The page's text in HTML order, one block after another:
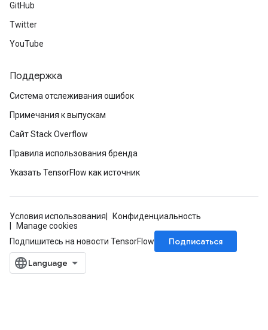
GitHub
Twitter
YouTube
Поддержка
Система отслеживания ошибок
Примечания к выпускам
Сайт Stack Overflow
Правила использования бренда
Указать TensorFlow как источник
Условия использования
Конфиденциальность
Manage cookies
Подпишитесь на новости TensorFlow
Подписаться